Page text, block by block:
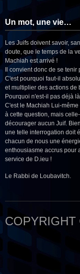
Un mot, une vie…
Les Juifs doivent savoir,
doute, que le temps de la
Machiah est arrivé !
Il convient donc de se tenir
C'est pourquoi faut-il
et multiplier des actions de
Pourquoi n'est-il pas déjà
C'est le Machiah Lui-
à cette question, mais
décourager aucun Juif.
une telle interrogation doit
chacun de nous une
enthousiasme accrus pour
service de D.ieu !
Le Rabbi de Loubavitch.